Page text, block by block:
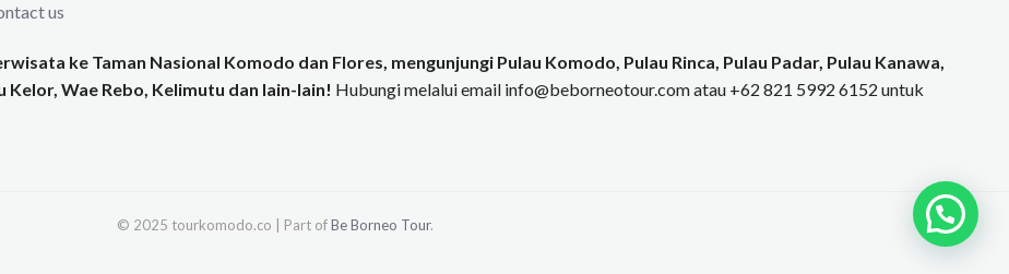
us
ke Taman Nasional Komodo dan Flores, mengunjungi Pulau Komodo, Pulau Rinca, Pulau Padar, Pulau Kanawa,
Wae Rebo, Kelimutu dan lain-lain! Hubungi melalui email info@beborneotour.com atau +62 821 5992 6152 untuk
© 2025 tourkomodo.co | Part ofBe Borneo Tour.